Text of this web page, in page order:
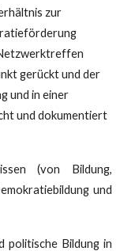
zur
gerückt und der
und in einer
und dokumentiert
(von Bildung,
und
politische Bildung in